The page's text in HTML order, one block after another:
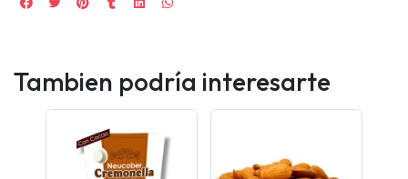
Tambien podría interesarte